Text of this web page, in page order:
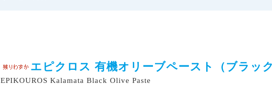
エピクロス 有機オリーブペースト（ブラッ
EPIKOUROS Kalamata Black Olive Paste